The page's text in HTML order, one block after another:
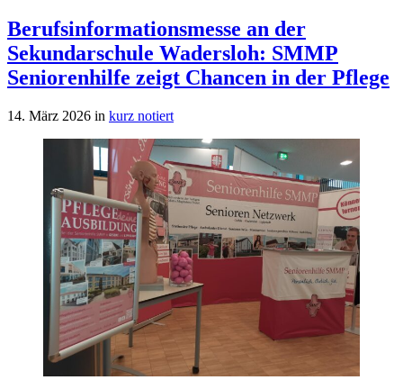
Berufsinformationsmesse an der
Sekundarschule Wadersloh: SMMP
Seniorenhilfe zeigt Chancen in der Pflege
14. März 2026 in kurz notiert